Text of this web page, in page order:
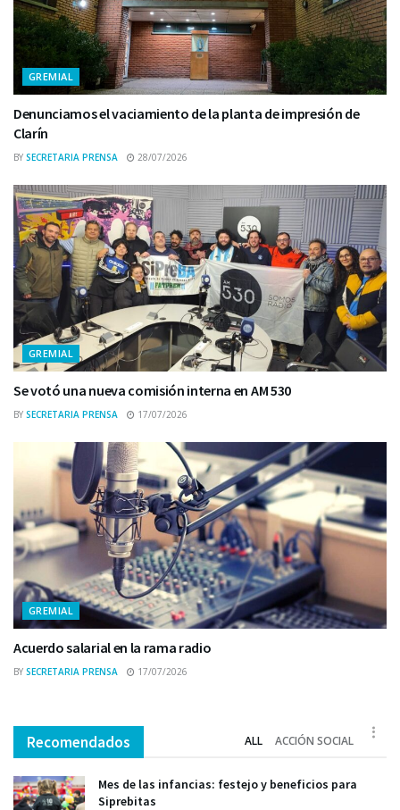
GREMIAL
Denunciamos el vaciamiento de la planta de impresión de
Clarín
BY SECRETARIA PRENSA 28/07/2026
GREMIAL
Se votó una nueva comisión interna en AM 530
BY SECRETARIA PRENSA 17/07/2026
GREMIAL
Acuerdo salarial en la rama radio
BY SECRETARIA PRENSA 17/07/2026
Recomendados ALL ACCIÓN SOCIAL
Mes de las infancias: festejo y beneficios para
Siprebitas